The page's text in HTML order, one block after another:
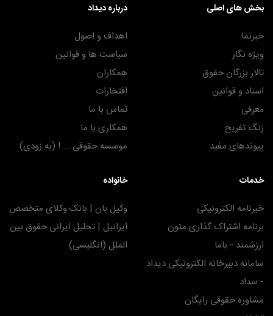
بخش های اصلی
خبرنما
ویژه نگار
تالار بزرگان حقوق
اسناد و قوانین
معرفی
زنگ تفریح
پیوندهای مفید
درباره دیداد
اهداف و اصول
سیاست ها و قوانین
همکاران
افتخارات
تماس با ما
همکاری با ما
موسسه حقوقی ... ! (به زودی)
خدمات
خبرنامه الکترونیکی
برنامه اشتراک گذاری متون
ارزشمند - باما
سامانه دبیرخانه الکترونیکی دیداد
- سداد
مشاوره حقوقی رایگان
خانواده
وکیل بان | بانک وکلای متخصص
ایرانیل | تحلیل ایرانی حقوق بین
الملل (انگلیسی)